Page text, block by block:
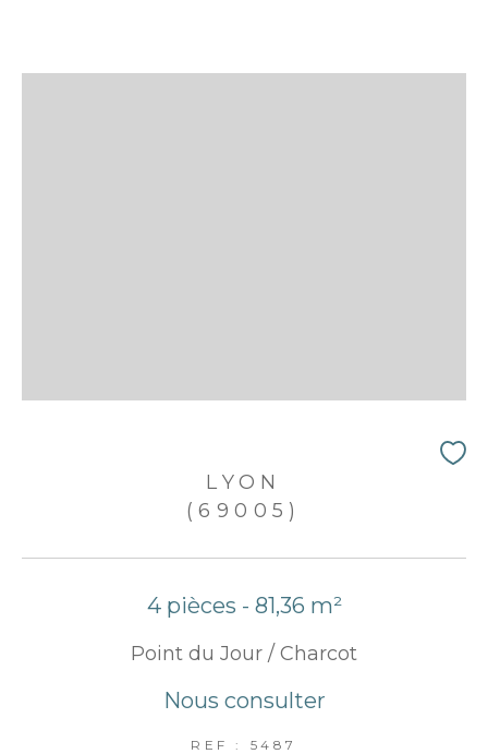
LYON
(69005)
4 pièces - 81,36 m²
Point du Jour / Charcot
Nous consulter
REF : 5487